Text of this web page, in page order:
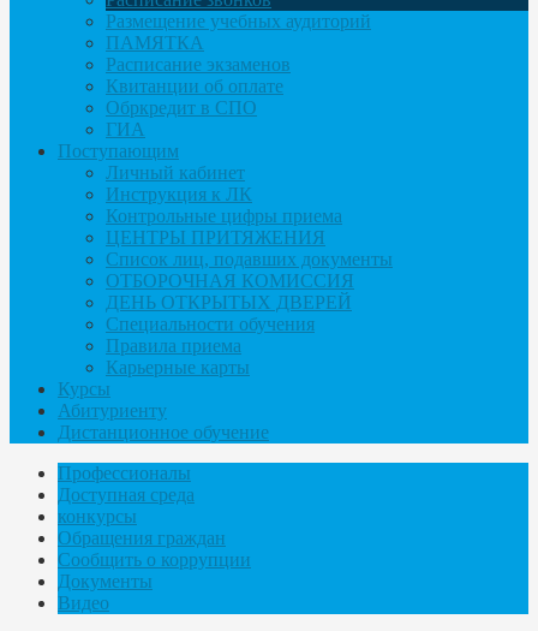
Размещение учебных аудиторий
ПАМЯТКА
Расписание экзаменов
Квитанции об оплате
Обркредит в СПО
ГИА
Поступающим
Личный кабинет
Инструкция к ЛК
Контрольные цифры приема
ЦЕНТРЫ ПРИТЯЖЕНИЯ
Список лиц, подавших документы
ОТБОРОЧНАЯ КОМИССИЯ
ДЕНЬ ОТКРЫТЫХ ДВЕРЕЙ
Специальности обучения
Правила приема
Карьерные карты
Курсы
Абитуриенту
Дистанционное обучение
Профессионалы
Доступная среда
конкурсы
Обращения граждан
Сообщить о коррупции
Документы
Видео